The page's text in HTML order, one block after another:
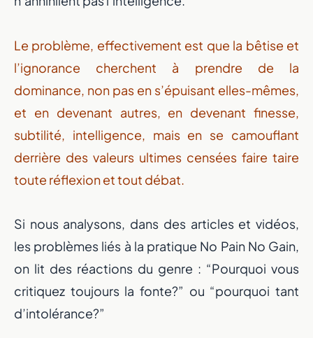
Le problème, effectivement est que la bêtise et
l’ignorance cherchent à prendre de la
dominance, non pas en s’épuisant elles-mêmes,
et en devenant autres, en devenant finesse,
subtilité, intelligence, mais en se camouflant
derrière des valeurs ultimes censées faire taire
toute réflexion et tout débat.
Si nous analysons, dans des articles et vidéos,
les problèmes liés à la pratique No Pain No Gain,
on lit des réactions du genre : “Pourquoi vous
critiquez toujours la fonte?” ou “pourquoi tant
d’intolérance?”